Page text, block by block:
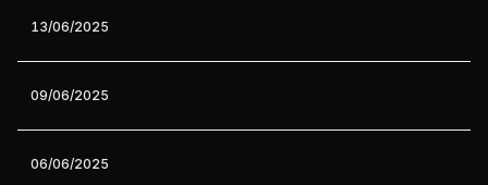
13/06/2025
09/06/2025
06/06/2025